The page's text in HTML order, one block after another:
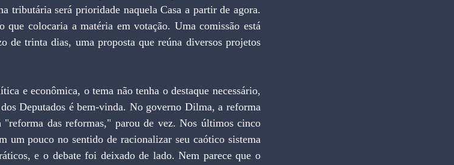
tributária será prioridade naquela Casa a partir de agora.
colocaria a matéria em votação. Uma comissão está
de trinta dias, uma proposta que reúna diversos projetos
e econômica, o tema não tenha o destaque necessário,
Deputados é bem-vinda. No governo Dilma, a reforma
das reformas," parou de vez. Nos últimos cinco
um pouco no sentido de racionalizar seu caótico sistema
e o debate foi deixado de lado. Nem parece que o